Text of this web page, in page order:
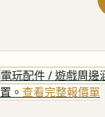
電玩配件 / 遊戲周邊
置。 查看完整報價單